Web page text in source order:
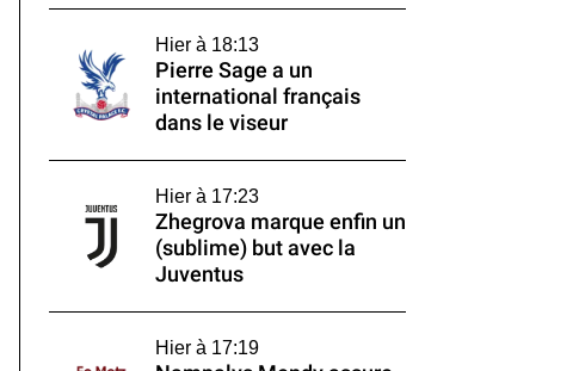
Hier à 18:13
Pierre Sage a un
international français
dans le viseur
Hier à 17:23
Zhegrova marque enfin un
(sublime) but avec la
Juventus
Hier à 17:19